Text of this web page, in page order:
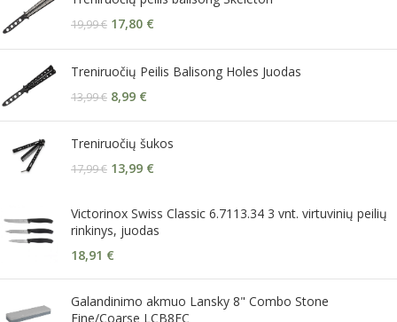
19,99€ 17,80 €
Treniruočių Peilis Balisong Holes Juodas
13,99€ 8,99 €
Treniruočių šukos
17,99€ 13,99 €
Victorinox Swiss Classic 6.7113.34 3 vnt. virtuvinių peilių
rinkinys, juodas
18,91 €
Galandinimo akmuo Lansky 8" Combo Stone
Fine/Coarse LCB8FC